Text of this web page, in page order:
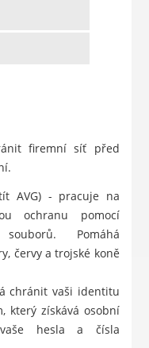
firemní síť před
AVG) - pracuje na
ochranu pomocí
Pomáhá
červy a trojské koně
chránit vaši identitu
který získává osobní
hesla a čísla